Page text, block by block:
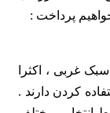
پرداخت :
غربی ، اکثرا
کردن دارند .